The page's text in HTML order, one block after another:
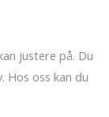
justere på. Du
Hos oss kan du